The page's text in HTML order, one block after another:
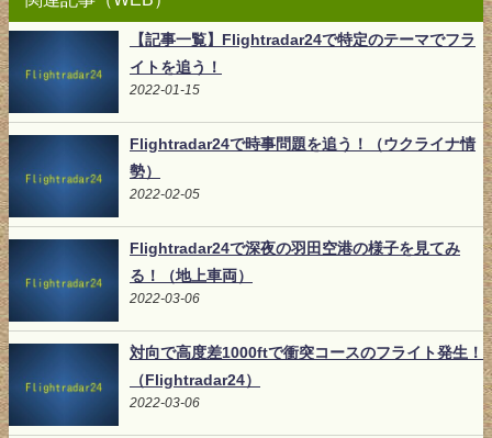
【記事一覧】Flightradar24で特定のテーマでフラ
イトを追う！
2022-01-15
Flightradar24で時事問題を追う！（ウクライナ情
勢）
2022-02-05
Flightradar24で深夜の羽田空港の様子を見てみ
る！（地上車両）
2022-03-06
対向で高度差1000ftで衝突コースのフライト発生！
（Flightradar24）
2022-03-06